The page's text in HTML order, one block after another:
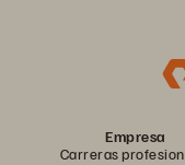
Empresa
Carreras